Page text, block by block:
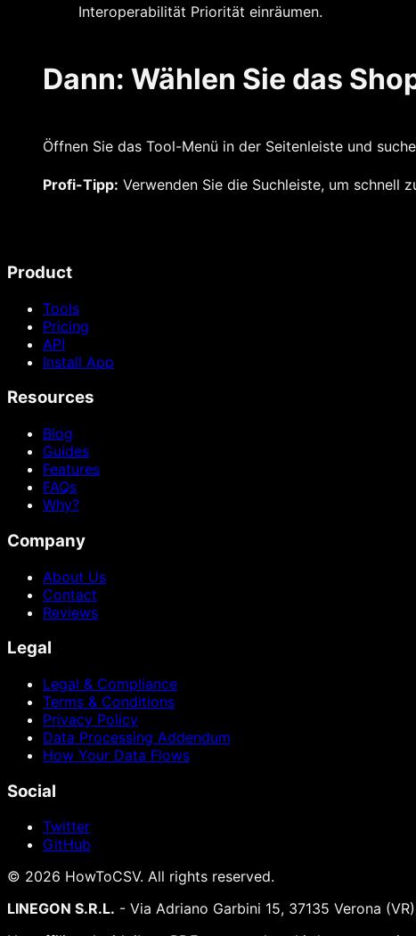
Interoperabilität Priorität einräumen.
Dann: Wählen Sie das
Öffnen Sie das Tool-Menü in der Seitenleiste und
Profi-Tipp: Verwenden Sie die Suchleiste, um schnell
Product
Tools
Pricing
API
Install App
Resources
Blog
Guides
Features
FAQs
Why?
Company
About Us
Contact
Reviews
Legal
Legal & Compliance
Terms & Conditions
Privacy Policy
Data Processing Addendum
How Your Data Flows
Social
Twitter
GitHub
© 2026 HowToCSV. All rights reserved.
LINEGON S.R.L. - Via Adriano Garbini 15, 37135 Verona